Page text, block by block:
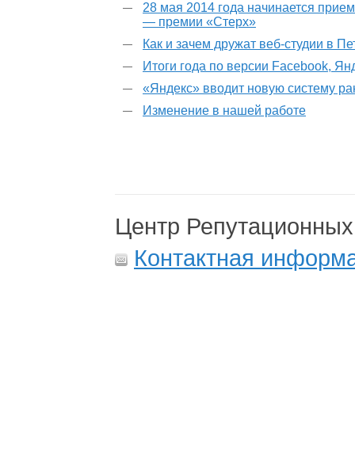
28 мая 2014 года начинается
— премии «Стерх»
Как и зачем дружат веб-студии в
Итоги года по версии Facebook,
«Яндекс» вводит новую систему
Изменение в нашей работе
Центр
Контактная